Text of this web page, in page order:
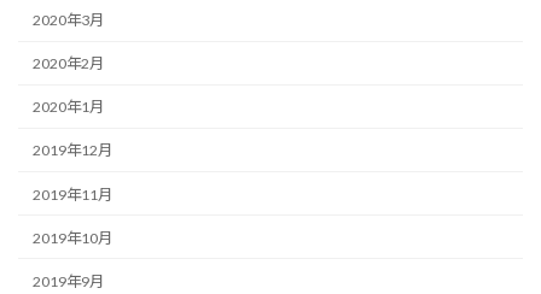
2020年3月
2020年2月
2020年1月
2019年12月
2019年11月
2019年10月
2019年9月